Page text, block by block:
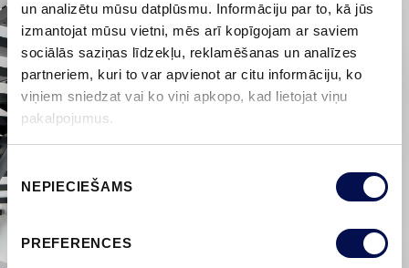
un analizētu mūsu datplūsmu. Informāciju par to, kā jūs
izmantojat mūsu vietni, mēs arī kopīgojam ar saviem
sociālās saziņas līdzekļu, reklamēšanas un analīzes
partneriem, kuri to var apvienot ar citu informāciju, ko
viņiem sniedzat vai ko viņi apkopo, kad lietojat viņu
pakalpojumus.
Piekrišanas
izvēleNEPIECIEŠAMS
PREFERENCES